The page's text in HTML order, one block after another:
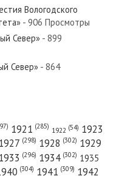
Север»
Север»
Север»
Вологодского
- 906 Просмотры
Север» - 899
Север» - 864
1921 (285) 1922 (54) 1923
(298) 1928 (302) 1929
(296) 1934 (302) 1935
(304) 1941 (309) 1942